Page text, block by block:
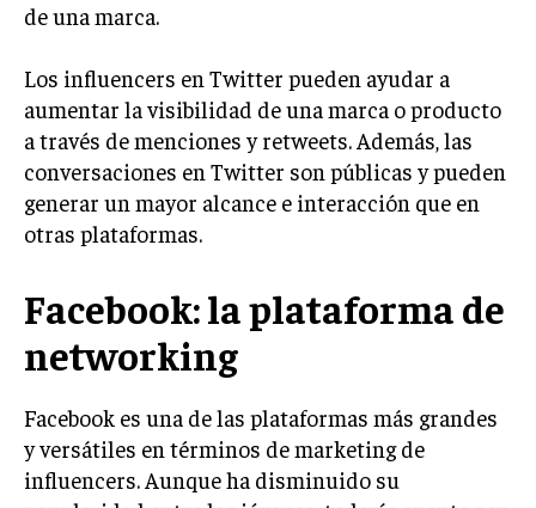
MARKETING B2B
MARKETING B2C
FRANQUICIAS
MARKETING DE INFLUENCERS
E-COMMERCE
E-COMMERCE Y COMERCIO ELECTRÓNICO
ESTRATEGIAS DE PRICING Y GESTIÓN DE
GESTIÓN DE CRISIS EMPRESARIALES
EMPRESAS Y STARTUPS TECNOLÓGICAS
de una marca.
Los influencers en Twitter pueden ayudar a
aumentar la visibilidad de una marca o producto
a través de menciones y retweets. Además, las
conversaciones en Twitter son públicas y pueden
generar un mayor alcance e interacción que en
otras plataformas.
Facebook: la plataforma de
networking
Facebook es una de las plataformas más grandes
y versátiles en términos de marketing de
influencers. Aunque ha disminuido su